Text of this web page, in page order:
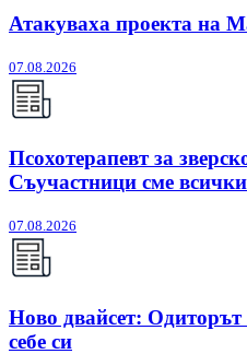
Атакуваха проекта на
07.08.2026
Псохотерапевт за
Съучастници сме
07.08.2026
Ново двайсет:
себе си